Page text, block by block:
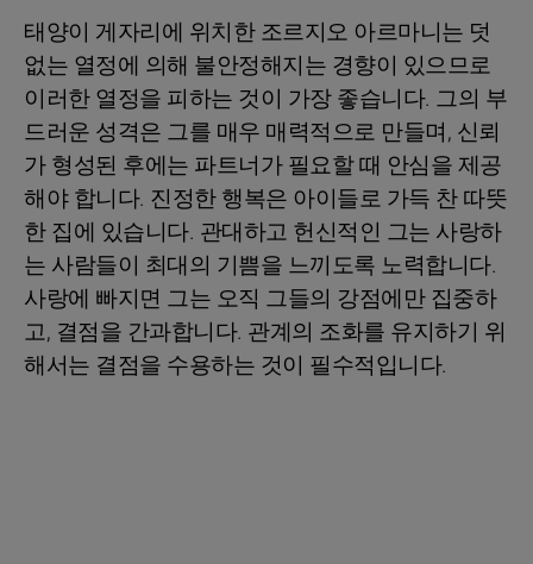
태양이 게자리에 위치한 조르지오 아르마니는 덧
없는 열정에 의해 불안정해지는 경향이 있으므로
이러한 열정을 피하는 것이 가장 좋습니다. 그의 부
드러운 성격은 그를 매우 매력적으로 만들며, 신뢰
가 형성된 후에는 파트너가 필요할 때 안심을 제공
해야 합니다. 진정한 행복은 아이들로 가득 찬 따뜻
한 집에 있습니다. 관대하고 헌신적인 그는 사랑하
는 사람들이 최대의 기쁨을 느끼도록 노력합니다.
사랑에 빠지면 그는 오직 그들의 강점에만 집중하
고, 결점을 간과합니다. 관계의 조화를 유지하기 위
해서는 결점을 수용하는 것이 필수적입니다.